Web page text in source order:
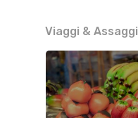
Viaggi & Assaggi